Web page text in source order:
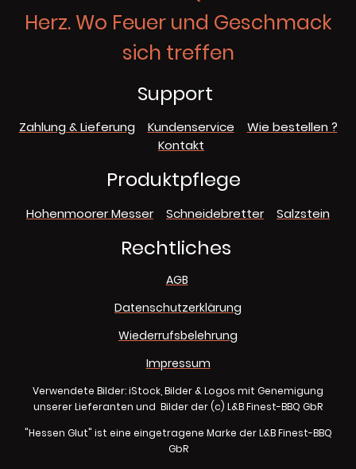
Herz. Wo Feuer und Geschmack
sich treffen
Support
Zahlung & Lieferung Kundenservice
Wie bestellen ?
Kontakt
Produktpflege
Hohenmoorer Messer Schneidebretter Salzstein
Rechtliches
AGB
Datenschutzerklärung
Wiederrufsbelehrung
Impressum
Verwendete Bilder: iStock, Bilder & Logos mit Genemigung
unserer Lieferanten und Bilder der (c) L&B Finest-BBQ GbR
"Hessen Glut" ist eine eingetragene Marke der L&B Finest-BBQ
GbR